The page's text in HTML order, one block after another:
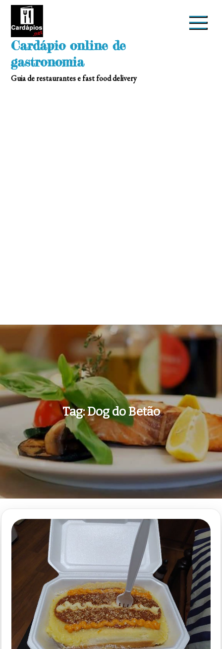
Skip
Cardápio online de
gastronomia
Guia de restaurantes e fast food delivery
Tag:Dog do Betão